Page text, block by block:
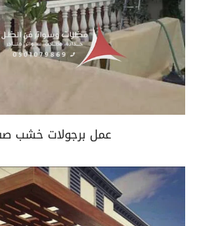
عمل برجولات خشب